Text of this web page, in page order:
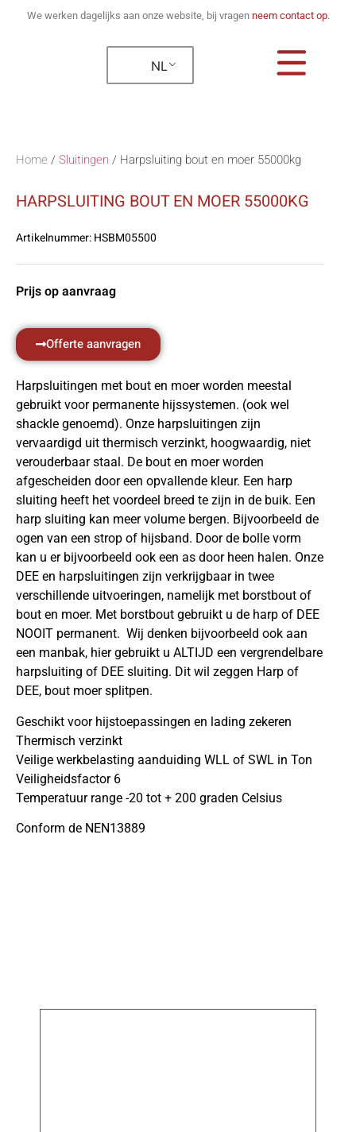
We werken dagelijks aan onze website, bij vragen neem contact op.
NL
Home /Sluitingen / Harpsluiting bout en moer 55000kg
HARPSLUITING BOUT EN MOER 55000KG
Artikelnummer:HSBM05500
Prijs op aanvraag
Offerte aanvragen
Harpsluitingen met bout en moer worden meestal
gebruikt voor permanente hijssystemen. (ook wel
shackle genoemd). Onze harpsluitingen zijn
vervaardigd uit thermisch verzinkt, hoogwaardig, niet
verouderbaar staal. De bout en moer worden
afgescheiden door een opvallende kleur. Een harp
sluiting heeft het voordeel breed te zijn in de buik. Een
harp sluiting kan meer volume bergen. Bijvoorbeeld de
ogen van een strop of hijsband. Door de bolle vorm
kan u er bijvoorbeeld ook een as door heen halen. Onze
DEE en harpsluitingen zijn verkrijgbaar in twee
verschillende uitvoeringen, namelijk met borstbout of
bout en moer. Met borstbout gebruikt u de harp of DEE
NOOIT permanent. Wij denken bijvoorbeeld ook aan
een manbak, hier gebruikt u ALTIJD een vergrendelbare
harpsluiting of DEE sluiting. Dit wil zeggen Harp of
DEE, bout moer splitpen.
Geschikt voor hijstoepassingen en lading zekeren
Thermisch verzinkt
Veilige werkbelasting aanduiding WLL of SWL in Ton
Veiligheidsfactor 6
Temperatuur range -20 tot + 200 graden Celsius
Conform de NEN13889